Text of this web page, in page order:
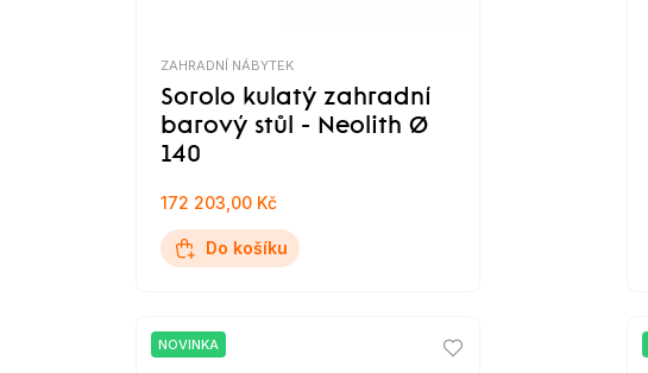
ZAHRADNÍ NÁBYTEK
Sorolo kulatý zahradní
barový stůl - Neolith Ø
140
172 203,00 Kč
Do košíku
NOVINKA